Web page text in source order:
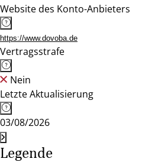
Website des Konto-Anbieters
https://www.dovoba.de
Vertragsstrafe
Nein
Letzte Aktualisierung
03/08/2026
Legende